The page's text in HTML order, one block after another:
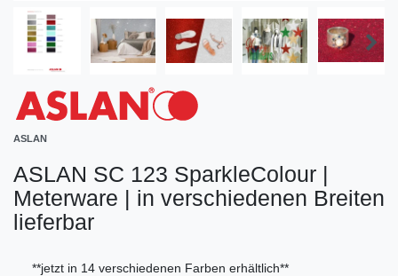
ASLAN
ASLAN SC 123 SparkleColour |
Meterware | in verschiedenen Breiten
lieferbar
**jetzt in 14 verschiedenen Farben erhältlich**